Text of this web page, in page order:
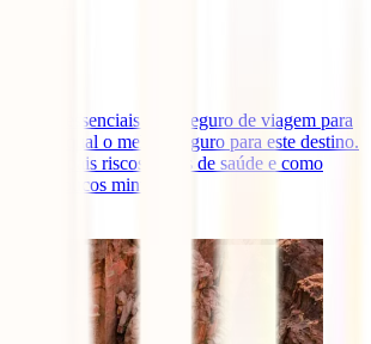
são essenciais num seguro de viagem para
e qual o melhor seguro para este destino.
principais riscos, dicas de saúde e como
em poucos minutos.